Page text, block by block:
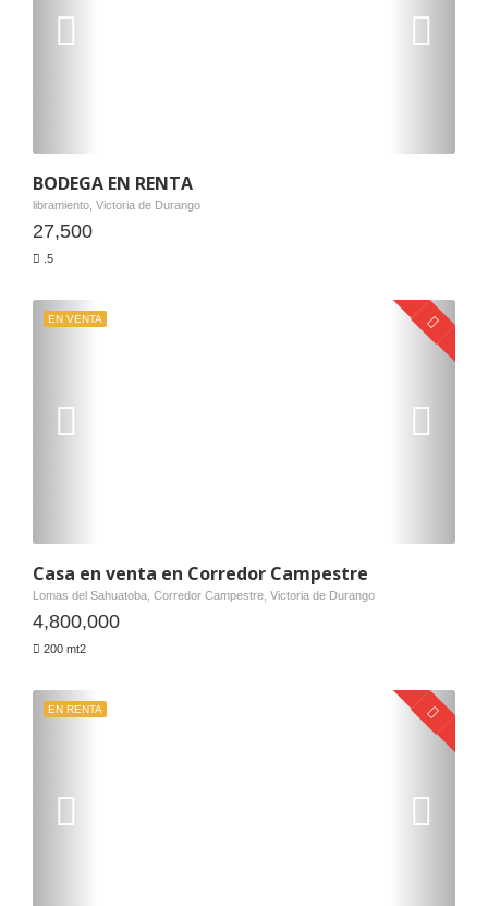
BODEGA EN RENTA
libramiento, Victoria de Durango
27,500
.5
EN VENTA
Casa en venta en Corredor Campestre
Lomas del Sahuatoba, Corredor Campestre, Victoria de Durango
4,800,000
200 mt2
EN RENTA